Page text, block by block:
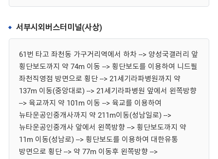
서부시외버스터미널(사상)
61번 타고 좌천동 가구거리역에서 하차 --> 양성국갤러리 앞
횡단보도까지 약 74m 이동 --> 횡단보도를 이용하여 니드필
좌천직영점 방면으로 횡단 --> 21세기라파병원까지 약
137m 이동(중앙대로) --> 21세기라파병원 앞에서 왼쪽방향
--> 육교까지 약 101m 이동 --> 육교를 이용하여
뉴타운공인중개사까지 약 211m이동(성남일로) -->
뉴타운공인중개사 앞에서 왼쪽방향 --> 횡단보도까지 약
11m 이동(성남로) --> 횡단보도를 이용하여 대한유통
방면으로 횡단 --> 약 77m 이동후 왼쪽방향 -->